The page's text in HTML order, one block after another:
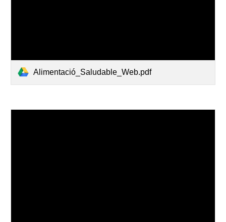
Alimentació_Saludable_Web.pdf